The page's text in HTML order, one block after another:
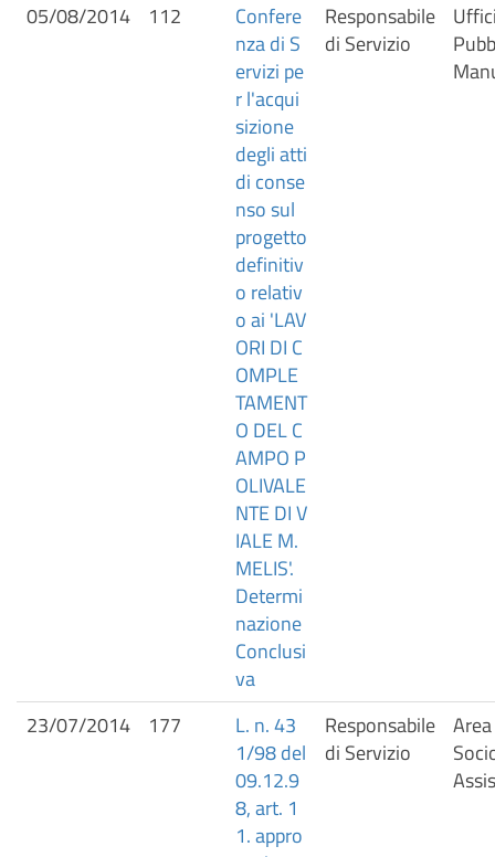
05/08/2014 112
Confere
nza di S
ervizi pe
r l'acqui
sizione
degli atti
di conse
nso sul
progetto
definitiv
o relativ
o ai 'LAV
ORI DI C
OMPLE
TAMENT
O DEL C
AMPO P
OLIVALE
NTE DI V
IALE M.
MELIS'.
Determi
nazione
Conclusi
va
Responsabile
di Servizio
23/07/2014 177
L. n. 43
1/98 del
09.12.9
8, art. 1
1. appro
Responsabile
di Servizio